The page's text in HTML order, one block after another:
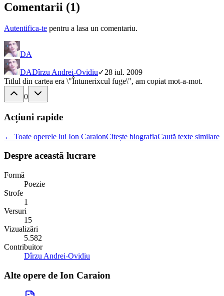
Comentarii (1)
Autentifica-te pentru a lasa un comentariu.
DA
DADîrzu Andrei-Ovidiu✓28 iul. 2009
Titlul din cartea era \"Întunerixcul fuge\", am copiat mot-a-mot.
0
Acțiuni rapide
← Toate operele lui Ion CaraionCitește biografiaCaută texte similare
Despre această lucrare
Formă
Poezie
Strofe
1
Versuri
15
Vizualizări
5.582
Contribuitor
Dîrzu Andrei-Ovidiu
Alte opere de Ion Caraion